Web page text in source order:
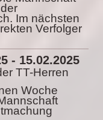
Im nächsten
Verfolger
- 15.02.2025
TT-Herren
Woche